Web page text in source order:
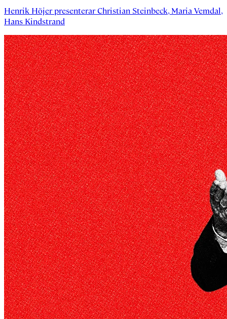
Henrik HöjerpresenterarChristian Steinbeck,Maria Vemdal,
Hans Kindstrand